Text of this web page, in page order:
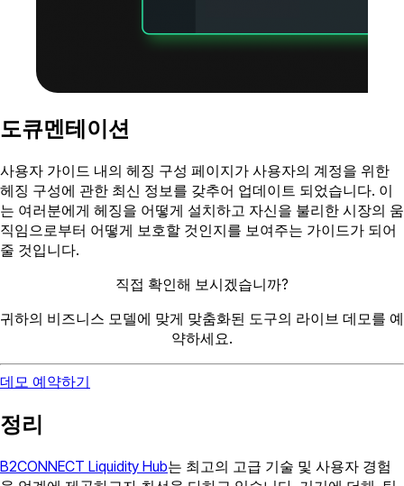
도큐멘테이션
사용자 가이드 내의 헤징 구성 페이지가 사용자의 계정을 위한
헤징 구성에 관한 최신 정보를 갖추어 업데이트 되었습니다. 이
는 여러분에게 헤징을 어떻게 설치하고 자신을 불리한 시장의 움
직임으로부터 어떻게 보호할 것인지를 보여주는 가이드가 되어
줄 것입니다.
직접 확인해 보시겠습니까?
귀하의 비즈니스 모델에 맞게 맞춤화된 도구의 라이브 데모를 예
약하세요.
데모 예약하기
정리
B2CONNECT Liquidity Hub는 최고의 고급 기술 및 사용자 경험